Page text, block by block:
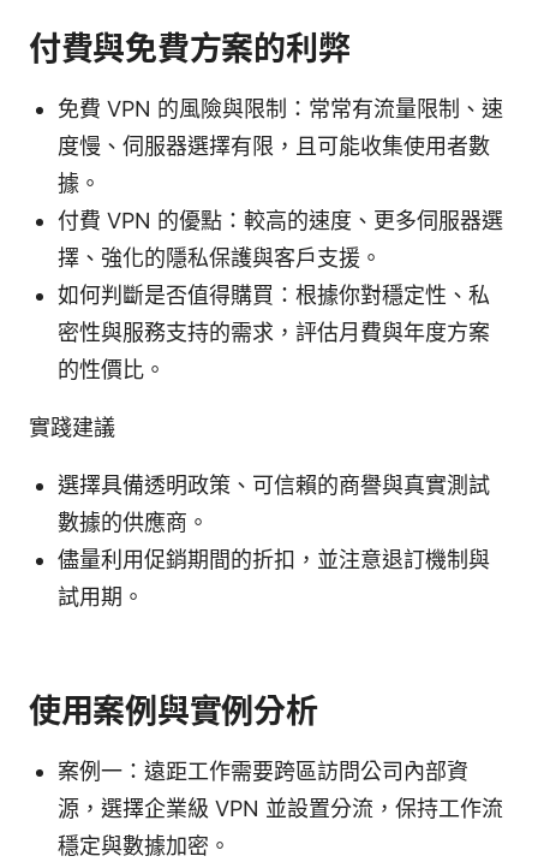
付費與免費方案的利弊
免費 VPN 的風險與限制：常常有流量限制、速
度慢、伺服器選擇有限，且可能收集使用者數
據。
付費 VPN 的優點：較高的速度、更多伺服器選
擇、強化的隱私保護與客戶支援。
如何判斷是否值得購買：根據你對穩定性、私
密性與服務支持的需求，評估月費與年度方案
的性價比。
實踐建議
選擇具備透明政策、可信賴的商譽與真實測試
數據的供應商。
儘量利用促銷期間的折扣，並注意退訂機制與
試用期。
使用案例與實例分析
案例一：遠距工作需要跨區訪問公司內部資
源，選擇企業級 VPN 並設置分流，保持工作流
穩定與數據加密。